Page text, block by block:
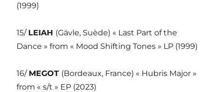
(1999)
15/ LEIAH (Gävle, Suède) « Last Part of the
Dance » from « Mood Shifting Tones » LP (1999)
16/ MEGOT (Bordeaux, France) « Hubris Major »
from « s/t » EP (2023)